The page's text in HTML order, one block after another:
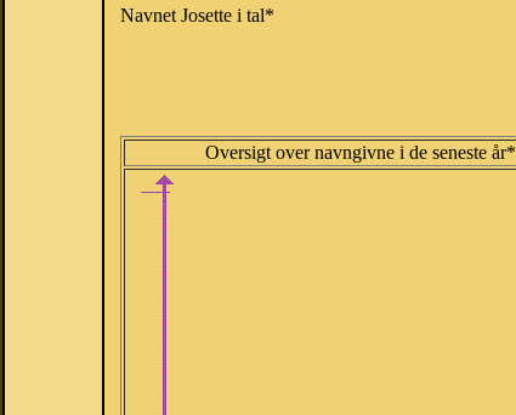
Navnet Josette i tal*
Oversigt over navngivne i de seneste år*